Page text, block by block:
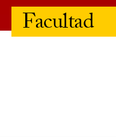
Facultad